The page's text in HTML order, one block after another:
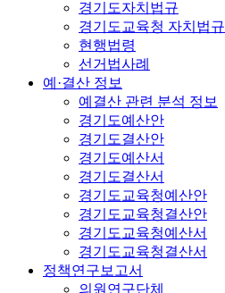
경기도자치법규
경기도교육청 자치법규
현행법령
선거법사례
예·결산 정보
예결산 관련 분석 정보
경기도예산안
경기도결산안
경기도예산서
경기도결산서
경기도교육청예산안
경기도교육청결산안
경기도교육청예산서
경기도교육청결산서
정책연구보고서
의원연구단체